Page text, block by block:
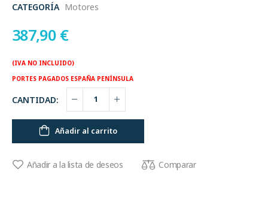
CATEGORÍA Motores
387,90 €
(IVA NO INCLUIDO)
PORTES PAGADOS ESPAÑA PENÍNSULA
CANTIDAD:
Añadir al carrito
Añadir a la lista de deseos Comparar